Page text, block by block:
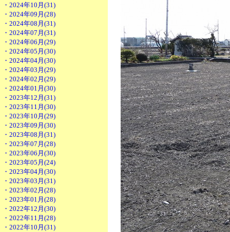
・2024年10月(31)
・2024年09月(28)
・2024年08月(31)
・2024年07月(31)
・2024年06月(29)
・2024年05月(30)
・2024年04月(30)
・2024年03月(29)
・2024年02月(29)
・2024年01月(30)
・2023年12月(31)
・2023年11月(30)
・2023年10月(29)
・2023年09月(30)
・2023年08月(31)
・2023年07月(28)
・2023年06月(30)
・2023年05月(24)
・2023年04月(30)
・2023年03月(31)
・2023年02月(28)
・2023年01月(28)
・2022年12月(30)
・2022年11月(28)
・2022年10月(31)